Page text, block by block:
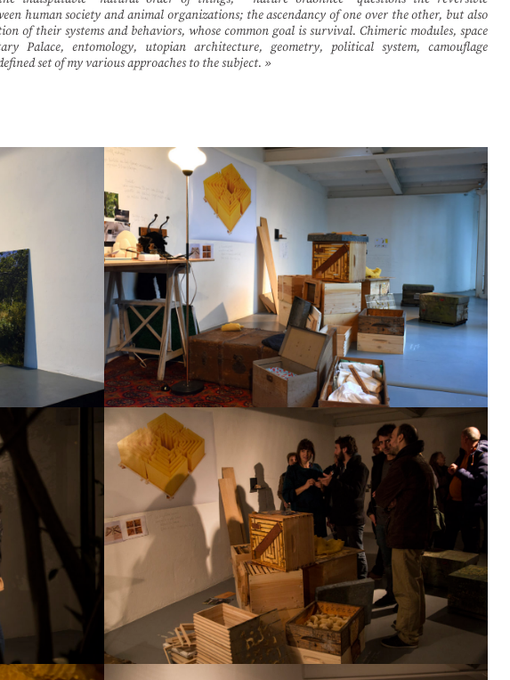
human society and animal organizations; the ascendancy of one over the other, but also
of their systems and behaviors, whose common goal is survival. Chimeric modules, space
Palace, entomology, utopian architecture, geometry, political system, camouflage
set of my various approaches to the subject. »